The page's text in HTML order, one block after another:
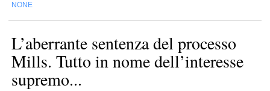
NONE
L’aberrante sentenza del processo
Mills. Tutto in nome dell’interesse
supremo...